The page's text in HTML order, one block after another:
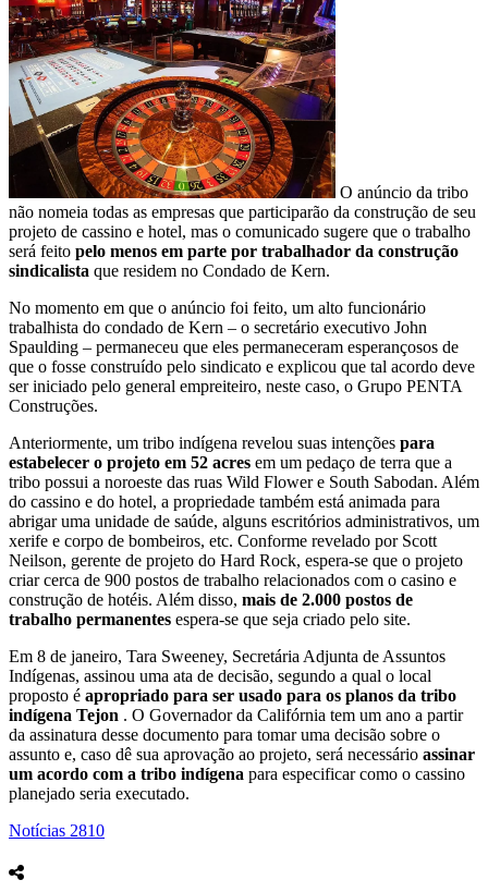
O anúncio da tribo
não nomeia todas as empresas que participarão da construção de seu
projeto de cassino e hotel, mas o comunicado sugere que o trabalho
será feito pelo menos em parte por trabalhador da construção
sindicalista que residem no Condado de Kern.
No momento em que o anúncio foi feito, um alto funcionário
trabalhista do condado de Kern – o secretário executivo John
Spaulding – permaneceu que eles permaneceram esperançosos de
que o fosse construído pelo sindicato e explicou que tal acordo deve
ser iniciado pelo general empreiteiro, neste caso, o Grupo PENTA
Construções.
Anteriormente, um tribo indígena revelou suas intenções para
estabelecer o projeto em 52 acres em um pedaço de terra que a
tribo possui a noroeste das ruas Wild Flower e South Sabodan. Além
do cassino e do hotel, a propriedade também está animada para
abrigar uma unidade de saúde, alguns escritórios administrativos, um
xerife e corpo de bombeiros, etc. Conforme revelado por Scott
Neilson, gerente de projeto do Hard Rock, espera-se que o projeto
criar cerca de 900 postos de trabalho relacionados com o casino e
construção de hotéis. Além disso, mais de 2.000 postos de
trabalho permanentes espera-se que seja criado pelo site.
Em 8 de janeiro, Tara Sweeney, Secretária Adjunta de Assuntos
Indígenas, assinou uma ata de decisão, segundo a qual o local
proposto é apropriado para ser usado para os planos da tribo
indígena Tejon . O Governador da Califórnia tem um ano a partir
da assinatura desse documento para tomar uma decisão sobre o
assunto e, caso dê sua aprovação ao projeto, será necessário assinar
um acordo com a tribo indígena para especificar como o cassino
planejado seria executado.
Notícias 2810